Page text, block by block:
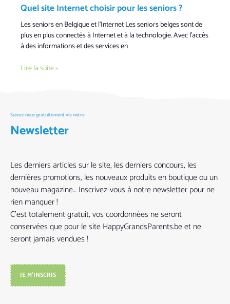
Quel site Internet choisir pour les seniors ?
Les seniors en Belgique et l’Internet Les seniors belges sont de
plus en plus connectés à Internet et à la technologie. Avec l’accès
à des informations et des services en
Lire la suite »
Suivez-nous gratuitement via notre
Newsletter
Les derniers articles sur le site, les derniers concours, les
dernières promotions, les nouveaux produits en boutique ou un
nouveau magazine… Inscrivez-vous à notre newsletter pour ne
rien manquer !
C’est totalement gratuit, vos coordonnées ne seront
conservées que pour le site HappyGrandsParents.be et ne
seront jamais vendues !
JE M'INSCRIS